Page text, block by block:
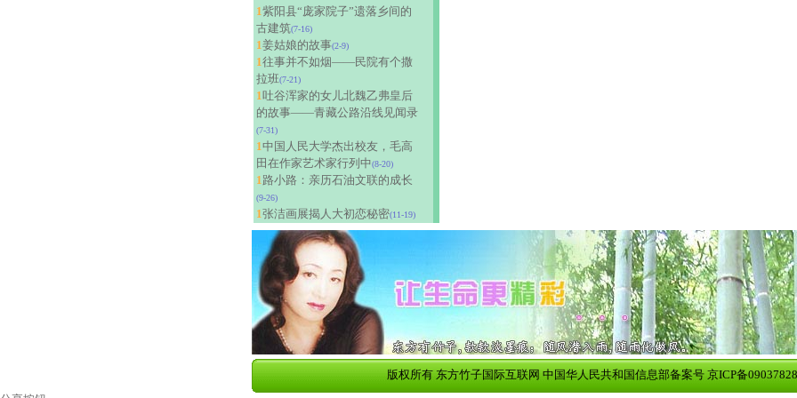
1紫阳县“庞家院子”遗落乡间的
古建筑(7-16)
1姜姑娘的故事(2-9)
1往事并不如烟——民院有个撒
拉班(7-21)
1吐谷浑家的女儿北魏乙弗皇后
的故事——青藏公路沿线见闻录
(7-31)
1中国人民大学杰出校友，毛高
田在作家艺术家行列中(8-20)
1路小路：亲历石油文联的成长
(9-26)
1张洁画展揭人大初恋秘密(11-19)
版权所有 东方竹子国际互联网 中国华人民共和国信息部备案号 京ICP备